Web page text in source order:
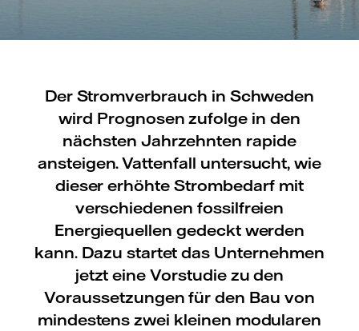
Der Stromverbrauch in Schweden
wird Prognosen zufolge in den
nächsten Jahrzehnten rapide
ansteigen. Vattenfall untersucht, wie
dieser erhöhte Strombedarf mit
verschiedenen fossilfreien
Energiequellen gedeckt werden
kann. Dazu startet das Unternehmen
jetzt eine Vorstudie zu den
Voraussetzungen für den Bau von
mindestens zwei kleinen modularen